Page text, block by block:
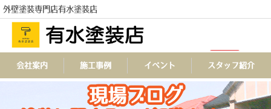
外壁塗装専門店有水塗装店
TEL
会社案内 施工事例 イベント スタッフ紹介
現場ブログ